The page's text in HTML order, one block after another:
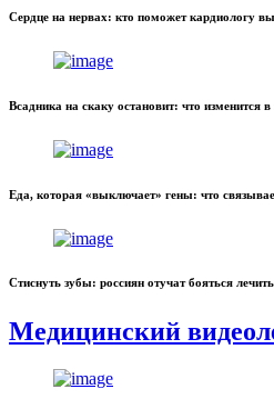
Сердце на нервах: кто поможет кардиологу
Всадника на скаку остановит: что изменится
Еда, которая «выключает» гены: что
Стиснуть зубы: россиян отучат бояться
Медицинский